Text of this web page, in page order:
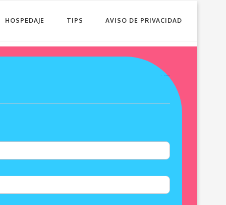
HOSPEDAJE TIPS AVISO DE PRIVACIDAD